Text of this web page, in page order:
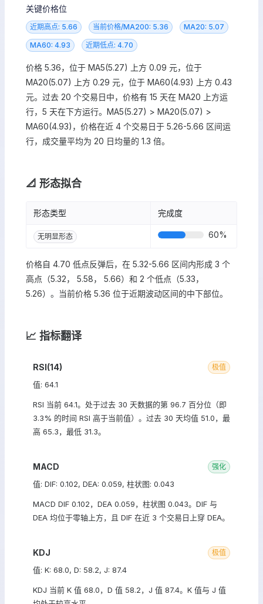
关键价格位
近期高点: 5.66 当前价格/MA200: 5.36 MA20: 5.07
MA60: 4.93 近期低点: 4.70
价格 5.36，位于 MA5(5.27) 上方 0.09 元，位于
MA20(5.07) 上方 0.29 元，位于 MA60(4.93) 上方 0.43
元。过去 20 个交易日中，价格有 15 天在 MA20 上方运
行，5 天在下方运行。MA5(5.27) > MA20(5.07) >
MA60(4.93)，价格在近 4 个交易日于 5.26-5.66 区间运
行，成交量平均为 20 日均量的 1.3 倍。
📐 形态拟合
形态类型 完成度
无明显形态 60%
价格自 4.70 低点反弹后，在 5.32-5.66 区间内形成 3 个
高点（5.32， 5.58， 5.66）和 2 个低点（5.33，
5.26）。当前价格 5.36 位于近期波动区间的中下部位。
📈 指标翻译
RSI(14) 极值
值: 64.1
RSI 当前 64.1。处于过去 30 天数据的第 96.7 百分位（即
3.3% 的时间 RSI 高于当前值）。过去 30 天均值 51.0，最
高 65.3，最低 31.3。
MACD 强化
值: DIF: 0.102, DEA: 0.059, 柱状图: 0.043
MACD DIF 0.102，DEA 0.059，柱状图 0.043。DIF 与
DEA 均位于零轴上方，且 DIF 在近 3 个交易日上穿 DEA。
KDJ 极值
值: K: 68.0, D: 58.2, J: 87.4
KDJ 当前 K 值 68.0，D 值 58.2，J 值 87.4。K 值与 J 值